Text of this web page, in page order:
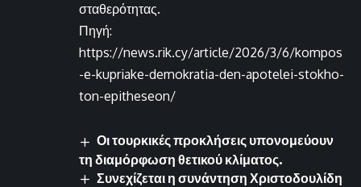
σταθερότητας.
Πηγή:
https://news.rik.cy/article/2026/3/6/kompos
-e-kupriake-demokratia-den-apotelei-stokho-
ton-epitheseon/
Οι τουρκικές προκλήσεις υπονομεύουν
τη διαμόρφωση θετικού κλίματος.
Συνεχίζεται η συνάντηση Χριστοδουλίδη